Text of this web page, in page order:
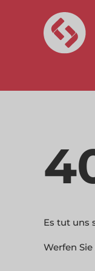
Es tut uns
Werfen